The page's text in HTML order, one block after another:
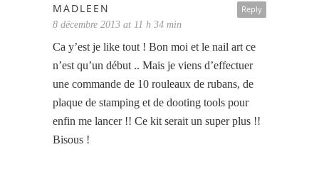
Reply
MADLEEN
8 décembre 2013 at 11 h 34 min
Ca y’est je like tout ! Bon moi et le nail art ce
n’est qu’un début .. Mais je viens d’effectuer
une commande de 10 rouleaux de rubans, de
plaque de stamping et de dooting tools pour
enfin me lancer !! Ce kit serait un super plus !!
Bisous !